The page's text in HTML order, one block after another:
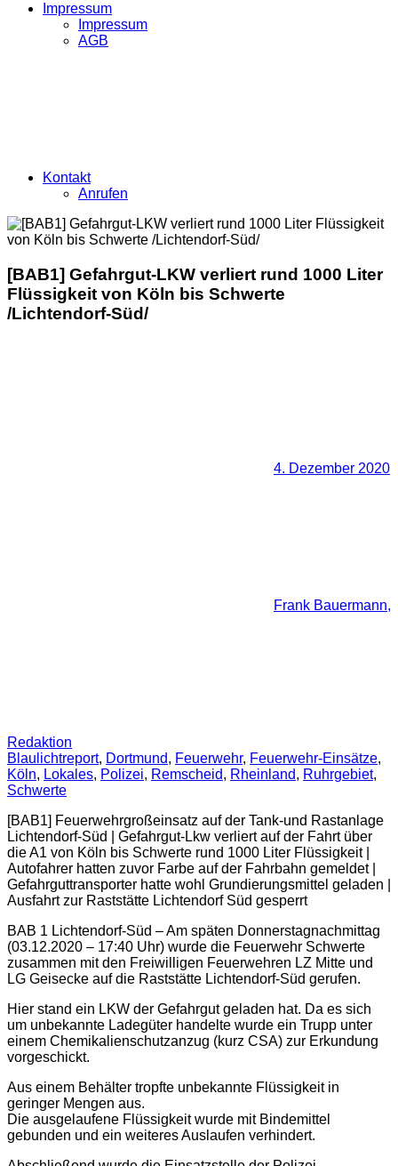
Impressum
Impressum
AGB
Kontakt
Anrufen
[BAB1] Gefahrgut-LKW verliert rund 1000 Liter
Flüssigkeit von Köln bis Schwerte
/Lichtendorf-Süd/
4. Dezember 2020
Frank Bauermann,
Redaktion
Blaulichtreport, Dortmund, Feuerwehr, Feuerwehr-Einsätze,
Köln, Lokales, Polizei, Remscheid, Rheinland, Ruhrgebiet,
Schwerte
[BAB1] Feuerwehrgroßeinsatz auf der Tank-und Rastanlage
Lichtendorf-Süd | Gefahrgut-Lkw verliert auf der Fahrt über
die A1 von Köln bis Schwerte rund 1000 Liter Flüssigkeit |
Autofahrer hatten zuvor Farbe auf der Fahrbahn gemeldet |
Gefahrguttransporter hatte wohl Grundierungsmittel geladen |
Ausfahrt zur Raststätte Lichtendorf Süd gesperrt
BAB 1 Lichtendorf-Süd – Am späten Donnerstagnachmittag
(03.12.2020 – 17:40 Uhr) wurde die Feuerwehr Schwerte
zusammen mit den Freiwilligen Feuerwehren LZ Mitte und
LG Geisecke auf die Raststätte Lichtendorf-Süd gerufen.
Hier stand ein LKW der Gefahrgut geladen hat. Da es sich
um unbekannte Ladegüter handelte wurde ein Trupp unter
einem Chemikalienschutzanzug (kurz CSA) zur Erkundung
vorgeschickt.
Aus einem Behälter tropfte unbekannte Flüssigkeit in
geringer Mengen aus.
Die ausgelaufene Flüssigkeit wurde mit Bindemittel
gebunden und ein weiteres Auslaufen verhindert.